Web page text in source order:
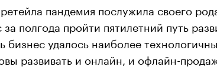
пандемия послужила своего
за полгода пройти пятилетний путь
бизнес удалось наиболее
развивать и онлайн, и офлайн-